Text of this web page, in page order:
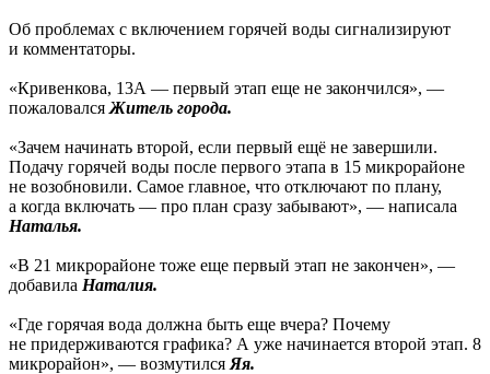
Об проблемах с включением горячей воды сигнализируют
и комментаторы.
«Кривенкова, 13А — первый этап еще не закончился», —
пожаловался Житель города.
«Зачем начинать второй, если первый ещё не завершили.
Подачу горячей воды после первого этапа в 15 микрорайоне
не возобновили. Самое главное, что отключают по плану,
а когда включать — про план сразу забывают», — написала
Наталья.
«В 21 микрорайоне тоже еще первый этап не закончен», —
добавила Наталия.
«Где горячая вода должна быть еще вчера? Почему
не придерживаются графика? А уже начинается второй этап. 8
микрорайон», — возмутился Яя.